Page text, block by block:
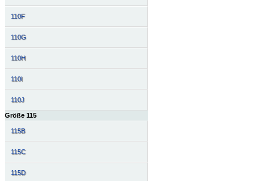
110F
110G
110H
110I
110J
Größe 115
115B
115C
115D